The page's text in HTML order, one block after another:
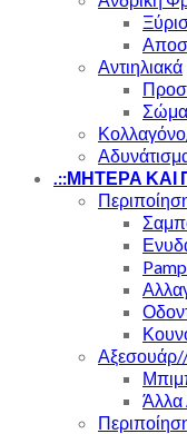
Αντιηλιακά
.::ΜΗΤΕΡΑ ΚΑΙ
Αξεσουάρ//
Άλλα